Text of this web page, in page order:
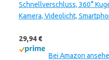
Schnellverschluss, 360°
Kamera, Videolicht,
29,94 €
Bei Amazon